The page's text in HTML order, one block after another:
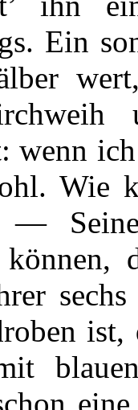
Ein
wenn
Wie
—
ist,